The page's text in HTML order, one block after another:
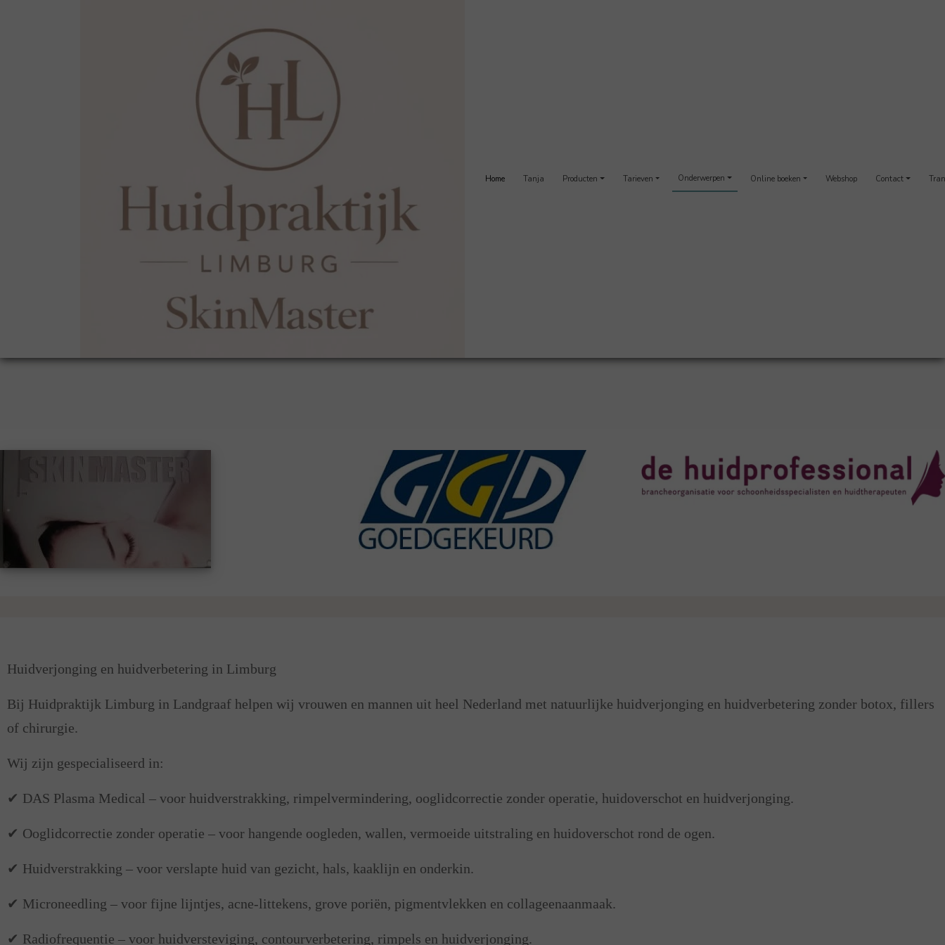
Home Tanja Producten Tarieven Onderwerpen Online boeken Webshop Contact
Huidverjonging en huidverbetering in Limburg
Bij Huidpraktijk Limburg in Landgraaf helpen wij vrouwen en mannen uit heel Nederland met natuurlijke huidverjonging en huidverbetering zonder botox, fillers
of chirurgie.
Wij zijn gespecialiseerd in:
✔ DAS Plasma Medical – voor huidverstrakking, rimpelvermindering, ooglidcorrectie zonder operatie, huidoverschot en huidverjonging.
✔ Ooglidcorrectie zonder operatie – voor hangende oogleden, wallen, vermoeide uitstraling en huidoverschot rond de ogen.
✔ Huidverstrakking – voor verslapte huid van gezicht, hals, kaaklijn en onderkin.
✔ Microneedling – voor fijne lijntjes, acne-littekens, grove poriën, pigmentvlekken en collageenaanmaak.
✔ Radiofrequentie – voor huidversteviging, contourverbetering, rimpels en huidverjonging.